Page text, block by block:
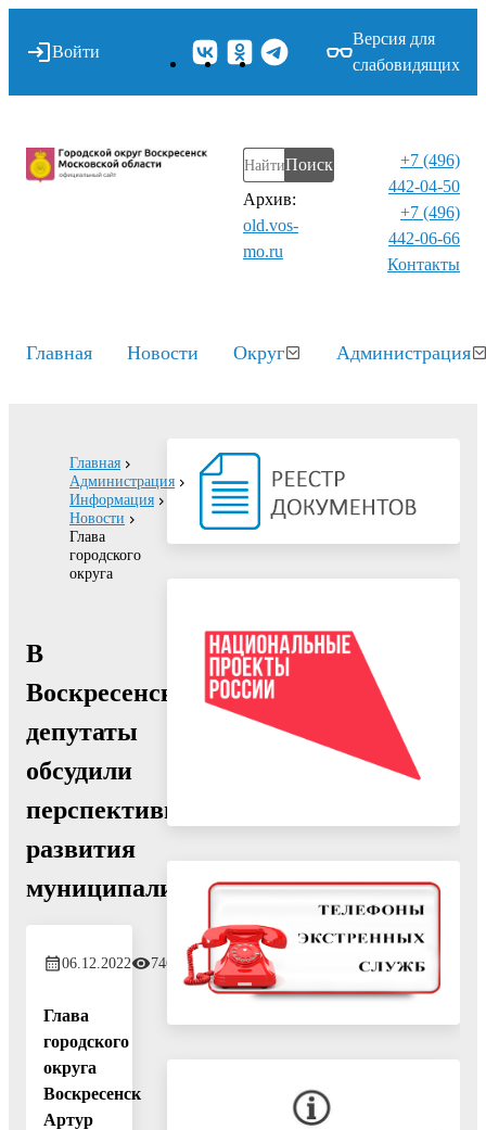
Войти
Версия для
слабовидящих
Поиск
Архив:
old.vos-
mo.ru
+7 (496)
442-04-50
+7 (496)
442-06-66
Контакты⁠
Главная Новости Округ Администрация
Главная
Администрация
Информация
Новости
Глава
городского
округа
В
Воскресенске
депутаты
обсудили
перспективы
развития
муниципалитета
06.12.2022 746
Глава
городского
округа
Воскресенск
Артур